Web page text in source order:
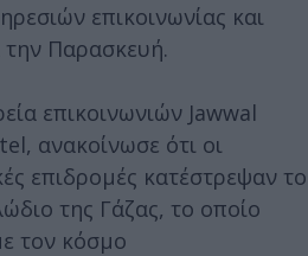
επικοινωνίας και
την Παρασκευή.
επικοινωνιών Jawwal
ανακοίνωσε ότι οι
επιδρομές κατέστρεψαν το
της Γάζας, το οποίο
τον κόσμο